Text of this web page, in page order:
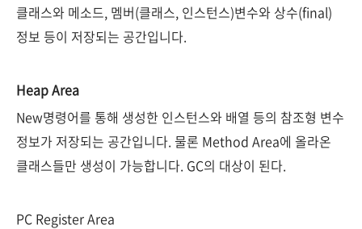
클래스와 메소드, 멤버(클래스, 인스턴스)변수와 상수(final)
정보 등이 저장되는 공간입니다.
Heap Area
New명령어를 통해 생성한 인스턴스와 배열 등의 참조형 변수
정보가 저장되는 공간입니다. 물론 Method Area에 올라온
클래스들만 생성이 가능합니다. GC의 대상이 된다.
PC Register Area